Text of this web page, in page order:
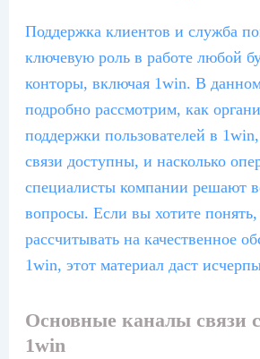
Поддержка клиентов и служба
ключевую роль в работе любой
конторы, включая 1win. В
подробно рассмотрим, как
поддержки пользователей в
связи доступны, и насколько
специалисты компании решают
вопросы. Если вы хотите понять,
рассчитывать на качественное
1win, этот материал даст
Основные каналы связи
1win